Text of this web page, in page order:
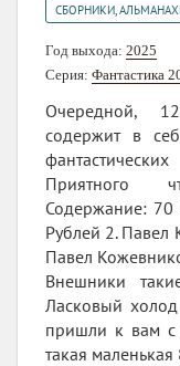
СБОРНИКИ,
Год выхода: 2025
Серия: Фантастика
Очередной,
содержит в
Приятного
Содержание:
Рублей 2. Павел
Павел
Внешники
Ласковый
пришли к вам
такая маленькая